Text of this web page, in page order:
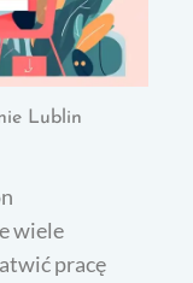
Lublin
wiele
pracę